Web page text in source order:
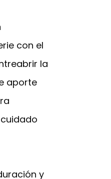
con el
la
aporte
y